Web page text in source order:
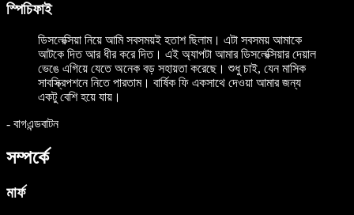
স্পিচিফাই
ডিসলেক্সিয়া নিয়ে আমি সবসময়ই হতাশ ছিলাম। এটা সবসময় আমাকে
আটকে দিত আর ধীর করে দিত। এই অ্যাপটা আমার ডিসলেক্সিয়ার দেয়াল
ভেঙে এগিয়ে যেতে অনেক বড় সহায়তা করেছে। শুধু চাই, যেন মাসিক
সাবস্ক্রিপশনে নিতে পারতাম। বার্ষিক ফি একসাথে দেওয়া আমার জন্য
একটু বেশি হয়ে যায়।
- বাগএন্ডবাটন
সম্পর্কে
মার্ফ